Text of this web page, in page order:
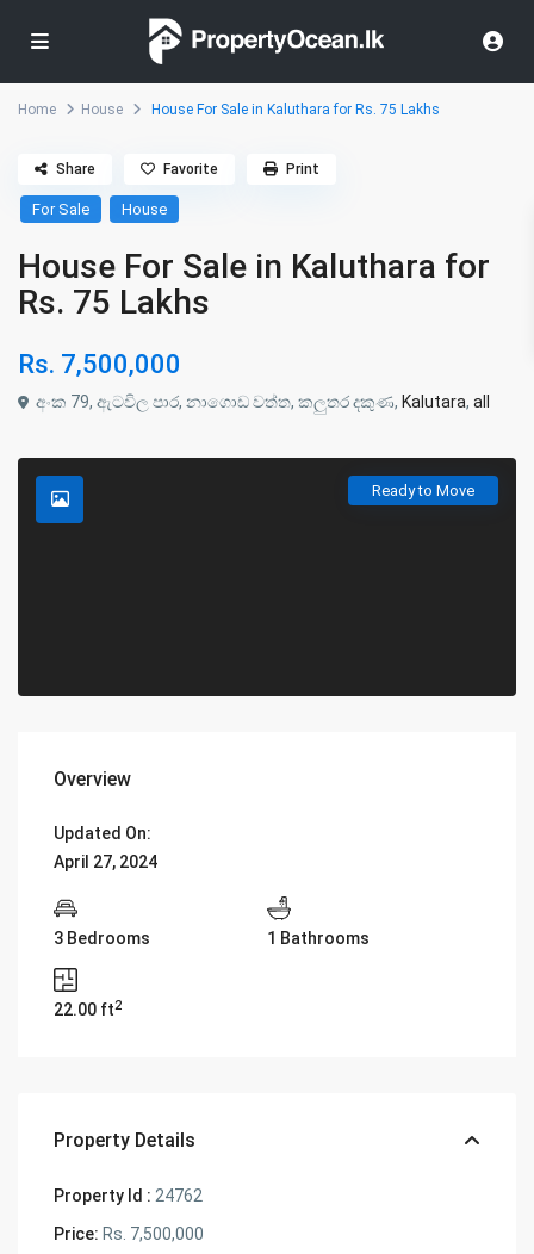
Home House House For Sale in Kaluthara for Rs. 75 Lakhs
For Sale House
House For Sale in Kaluthara for
Rs. 75 Lakhs
Rs. 7,500,000
අංක 79, ඇටවිල පාර, නාගොඩ වත්ත, කලුතර දකුණ, Kalutara,all
Share Favorite Print
Ready to Move
Overview
Updated On:
April 27, 2024
3 Bedrooms 1 Bathrooms
22.00 ft2
Property Details
Property Id : 24762
Price: Rs. 7,500,000